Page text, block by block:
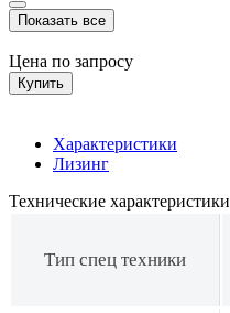
Показать все
Цена по запросу
Купить
Характеристики
Лизинг
Технические характеристики
Тип спец техники